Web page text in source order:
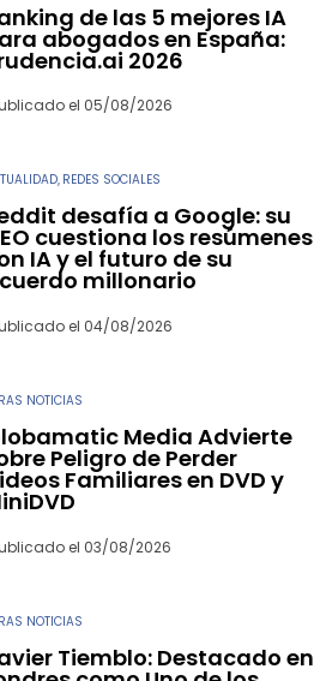
de las 5 mejores IA
abogados en España:
2026
el 05/08/2026
, REDES SOCIALES
desafía a Google: su
cuestiona los resúmenes
IA y el futuro de su
millonario
el 04/08/2026
NOTICIAS
Media Advierte
Peligro de Perder
Familiares en DVD y
el 03/08/2026
NOTICIAS
Tiemblo: Destacado en